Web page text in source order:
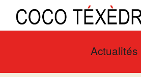
Actualités